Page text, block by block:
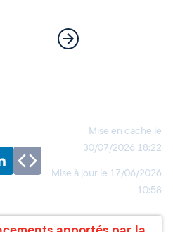
Mise en cache le
30/07/2026 18:22
Mise à jour le 17/06/2026
10:58